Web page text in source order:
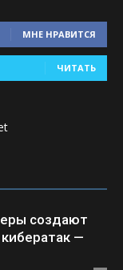
МНЕ НРАВИТСЯ
ЧИТАТЬ
создают
—